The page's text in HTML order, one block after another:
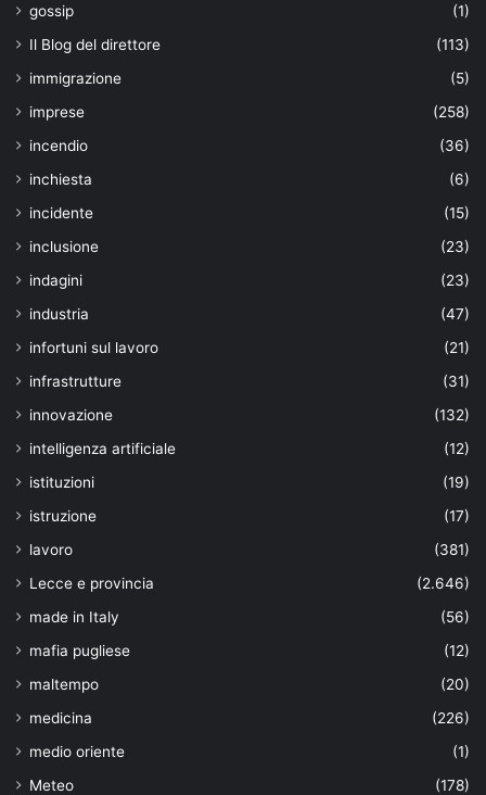
gossip
(1)
Il Blog del direttore
(113)
immigrazione
(5)
imprese
(258)
incendio
(36)
inchiesta
(6)
incidente
(15)
inclusione
(23)
indagini
(23)
industria
(47)
infortuni sul lavoro
(21)
infrastrutture
(31)
innovazione
(132)
intelligenza artificiale
(12)
istituzioni
(19)
istruzione
(17)
lavoro
(381)
Lecce e provincia
(2.646)
made in Italy
(56)
mafia pugliese
(12)
maltempo
(20)
medicina
(226)
medio oriente
(1)
Meteo
(178)